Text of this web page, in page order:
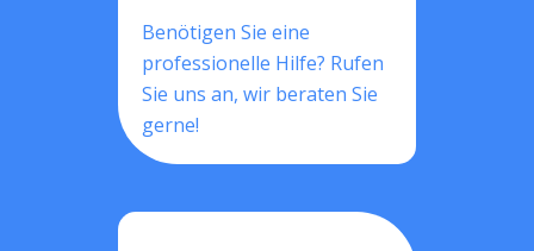
Benötigen Sie eine
professionelle Hilfe? Rufen
Sie uns an, wir beraten Sie
gerne!